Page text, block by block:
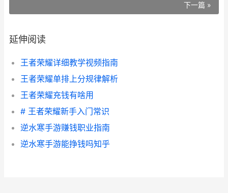
下一篇 »
延伸阅读
王者荣耀详细教学视频指南
王者荣耀单排上分规律解析
王者荣耀充钱有啥用
# 王者荣耀新手入门常识
逆水寒手游赚钱职业指南
逆水寒手游能挣钱吗知乎